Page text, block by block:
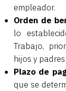
empleador.
Orden de
lo
Trabajo,
hijos y
Plazo de
que se